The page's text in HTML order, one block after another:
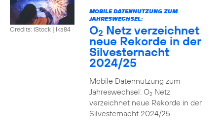
Credits: iStock | Ika84
MOBILE DATENNUTZUNG ZUM
JAHRESWECHSEL:
O2 Netz verzeichnet
neue Rekorde in der
Silvesternacht
2024/25
Mobile Datennutzung zum
Jahreswechsel: O2Netz
verzeichnet neue Rekorde in der
Silvesternacht 2024/25